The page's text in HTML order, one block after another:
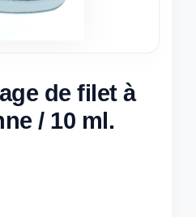
de filet à
/ 10 ml.